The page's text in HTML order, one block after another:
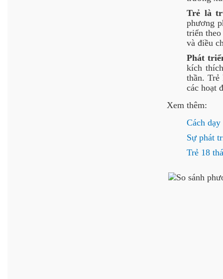
Trẻ là
phương
triển
và điều
Phát
kích
thần. Trẻ
các hoạt
Xem thêm:
Cách
Sự phát
Trẻ 18